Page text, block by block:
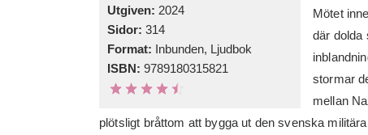
Utgiven: 2024
Sidor: 314
Format: Inbunden, Ljudbok
ISBN: 9789180315821
Mötet
där dolda
stormar
mellan
plötsligt bråttom att bygga ut den svenska